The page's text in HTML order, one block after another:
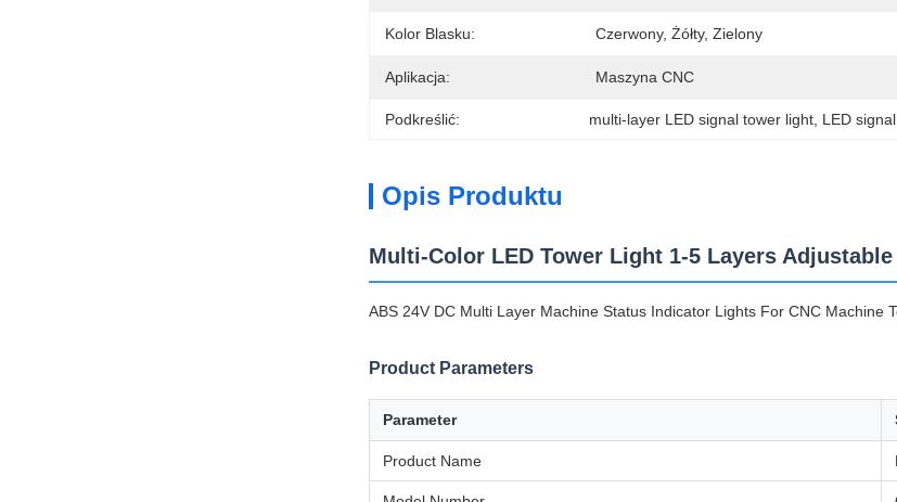
Kolor Blasku: Czerwony, Żółty, Zielony
Aplikacja: Maszyna CNC
Podkreślić: multi-layer LED signal tower light LED
Opis Produktu
Multi-Color LED Tower Light 1-5 Layers
ABS 24V DC Multi Layer Machine Status Indicator Lights For CNC Machine
Product Parameters
Parameter
Product Name